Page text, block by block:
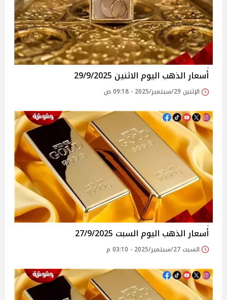
أسعار الذهب اليوم الاثنين 29/9/2025
الإثنين 29/سبتمبر/2025 - 09:18 ص
أسعار الذهب اليوم السبت 27/9/2025
السبت 27/سبتمبر/2025 - 03:10 م